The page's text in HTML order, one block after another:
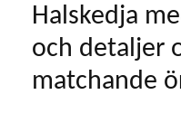
Halskedja
och detaljer
matchande